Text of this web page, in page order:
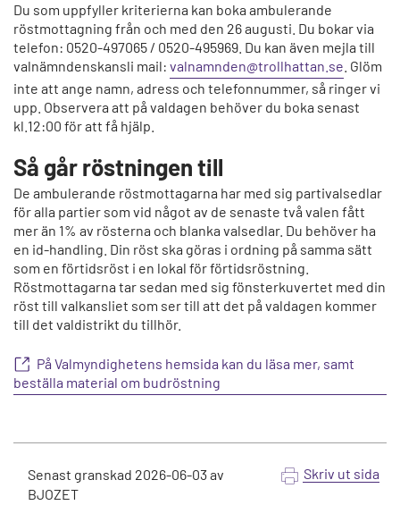
Du som uppfyller kriterierna kan boka ambulerande
röstmottagning från och med den 26 augusti. Du bokar via
telefon: 0520-497065 / 0520-495969. Du kan även mejla till
valnämndenskansli mail: valnamnden@trollhattan.se . Glöm
inte att ange namn, adress och telefonnummer, så ringer vi
upp. Observera att på valdagen behöver du boka senast
kl.12:00 för att få hjälp.
Så går röstningen till
De ambulerande röstmottagarna har med sig partivalsedlar
för alla partier som vid något av de senaste två valen fått
mer än 1% av rösterna och blanka valsedlar. Du behöver ha
en id-handling. Din röst ska göras i ordning på samma sätt
som en förtidsröst i en lokal för förtidsröstning.
Röstmottagarna tar sedan med sig fönsterkuvertet med din
röst till valkansliet som ser till att det på valdagen kommer
till det valdistrikt du tillhör.
På Valmyndighetens hemsida kan du läsa mer, samt
beställa material om budröstning
Senast granskad 2026-06-03av
BJOZET
Skriv ut sida